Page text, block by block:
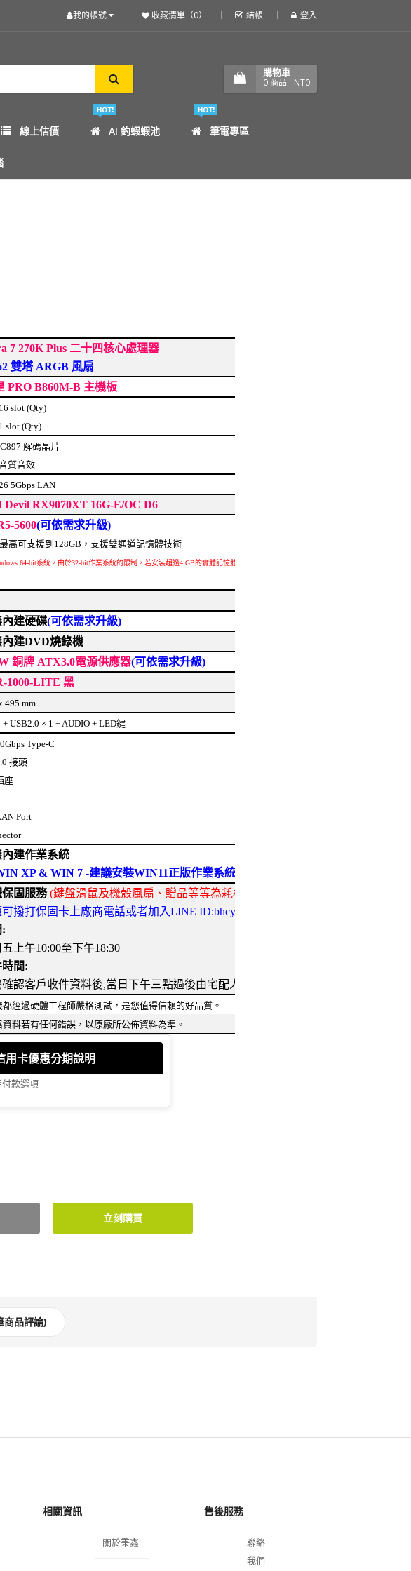
我的帳號 收藏清單（0） 結帳 登入
購物車
0商品 - NT0
線上估價 AI 釣蝦蝦池 筆電專區
7 270K Plus 二十四核心處理器
雙塔 ARGB 風扇
PRO B860M-B 主機板
slot (Qty)
slot (Qty)
解碼晶片
質音效
5Gbps LAN
Devil RX9070XT 16G-E/OC D6
5600(可依需求升級)
高可支援到128GB，支援雙通道記憶體技術
64-bit系統，由於32-bit作業系統的限制，若安裝超過4 GB的實體記憶體時，實際上顯示之記憶體容量將少
建硬碟(可依需求升級)
建DVD燒錄機
銅牌 ATX3.0電源供應器(可依需求升級)
1000-LITE 黑
495 mm
+ USB2.0 × 1 + AUDIO + LED鍵
Type-C
接頭
座
Port
建作業系統
XP & WIN 7 -建議安裝WIN11正版作業系統)
固服務 (鍵盤滑鼠及機殼風扇、贈品等等為耗材不在此保固範圍)
撥打保固卡上廠商電話或者加入LINE ID:bhcyo 詢問
:
上午10:00至下午18:30
間:
認客戶收件資料後,當日下午三點過後由宅配人員依路線收件
經過硬體工程師嚴格測試，是您值得信賴的好品質。
料若有任何錯誤，以原廠所公佈資料為準。
用卡優惠分期說明
款選項
商品評論)
相關資訊
關於秉鑫
售後服務
聯絡
我們